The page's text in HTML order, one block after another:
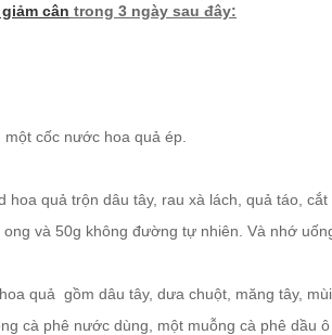
cân trong 3 ngày sau đây:
trái táo, một cốc nước hoa
hoa quả trộn dâu tây, rau xà lách, quả táo,
và 50g không đường tự nhiên. Và nhớ
quả gồm dâu tây, dưa chuột, măng tây,
cà phê nước dùng, một muỗng cà phê dầu